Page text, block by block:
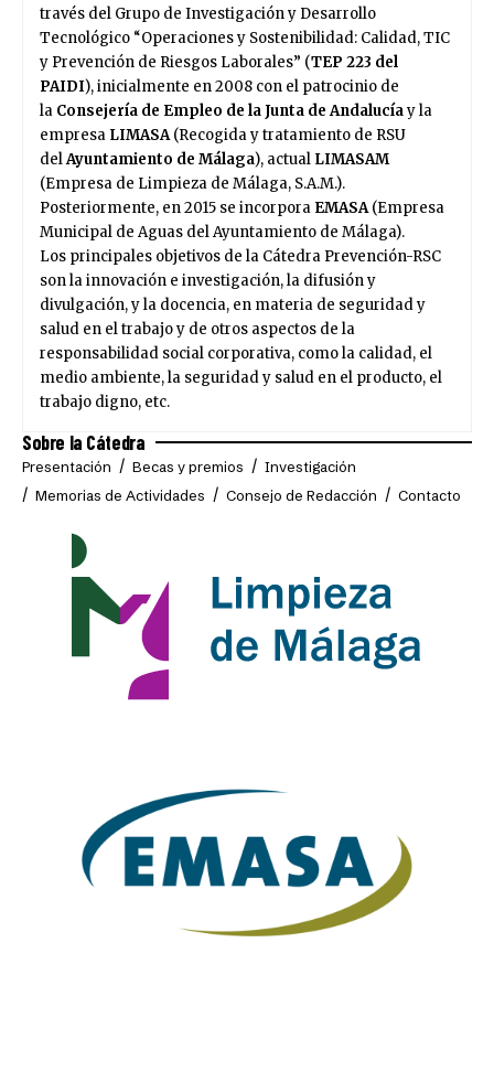
través del Grupo de Investigación y Desarrollo
Tecnológico “Operaciones y Sostenibilidad: Calidad, TIC
y Prevención de Riesgos Laborales” (TEP 223 del
PAIDI), inicialmente en 2008 con el patrocinio de
la Consejería de Empleo de la Junta de Andalucíay la
empresa LIMASA(Recogida y tratamiento de RSU
delAyuntamiento de Málaga), actual LIMASAM
(Empresa de Limpieza de Málaga, S.A.M.).
Posteriormente, en 2015 se incorpora EMASA(Empresa
Municipal de Aguas del Ayuntamiento de Málaga).
Los principales objetivos de la Cátedra Prevención-RSC
son la innovación e investigación, la difusión y
divulgación, y la docencia, en materia de seguridad y
salud en el trabajo y de otros aspectos de la
responsabilidad social corporativa, como la calidad, el
medio ambiente, la seguridad y salud en el producto, el
trabajo digno, etc.
Sobre la Cátedra
Presentación Becas y premios
Investigación
Memorias de Actividades
Consejo de Redacción Contacto